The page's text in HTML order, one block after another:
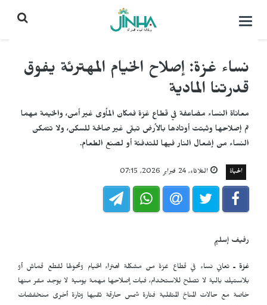
التحكم
نساء غزة: إصلاح الخيام المهترئة يفوق
قدرتنا المادية
معاناة النساء مضاعفة في قطاع غزة فمكان المأوى غير أمن، والخيمة مهما
تم إصلاحها وثبتت أوتادها بالأرض تبقى غير صالحة للسكن، ولا تتمكن
النساء من إشعال النار فيها للتدفئة أو لصنع الطعام.
الحياة الثلاثاء, 24 فبراير 2026, 07:15
رفيف إسليم
غزة ـ تعاني نساء في قطاع غزة من مشكلة اهتراء الخيام وتحولها لقطع قماش أو
بلاستيك بالية لا تصلح للاستخدام، فبات إصلاحها مهمة يومية لا يوجد مفر منها
خاصة مع حالات المناخ المتقلبة فتارة شمس حارقة ثقبها وتارة أخرى منخفضات